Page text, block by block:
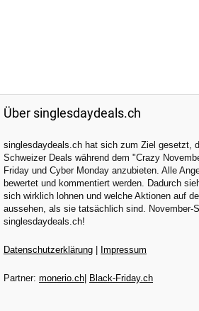
Über singlesdaydeals.ch
singlesdaydeals.ch hat sich zum Ziel gesetzt,
Schweizer Deals während dem "Crazy
Friday und Cyber Monday anzubieten. Alle
bewertet und kommentiert werden. Dadurch
sich wirklich lohnen und welche Aktionen auf
aussehen, als sie tatsächlich sind. November-
singlesdaydeals.ch!
Datenschutzerklärung Impressum
Partner: monerio.ch Black-Friday.ch